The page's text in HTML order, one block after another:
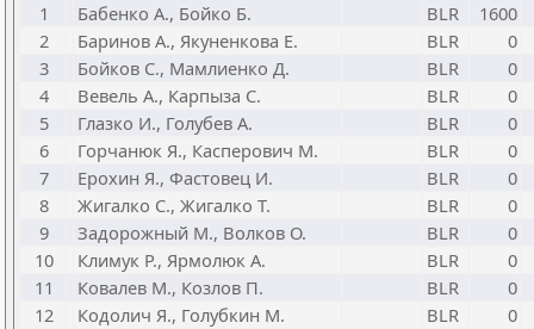
1
Бабенко А., Бойко Б. BLR
1600
2
Баринов А., Якуненкова Е. BLR
0
3
Бойков С., Мамлиенко Д. BLR
0
4
Вевель А., Карпыза С. BLR
0
5
Глазко И., Голубев А. BLR
0
6
Горчанюк Я., Касперович М. BLR
0
7
Ерохин Я., Фастовец И. BLR
0
8
Жигалко С., Жигалко Т. BLR
0
9
Задорожный М., Волков О. BLR
0
10
Климук Р., Ярмолюк А. BLR
0
11
Ковалев М., Козлов П. BLR
0
12
Кодолич Я., Голубкин М. BLR
0